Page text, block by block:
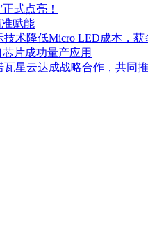
式点亮！
赋能
术降低Micro LED成本，
片成功量产应用
星云达成战略合作，共同